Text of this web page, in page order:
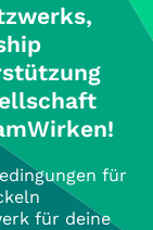
für
für deine